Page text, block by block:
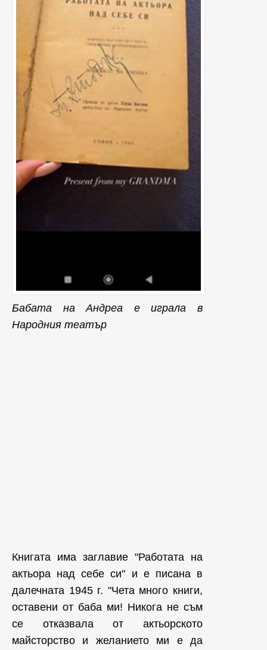
Бабата на Андреа е играла в
Народния театър
Книгата има заглавие "Работата на
актьора над себе си" и е писана в
далечната 1945 г. "Чета много книги,
оставени от баба ми! Никога не съм
се отказвала от актьорското
майсторство и желанието ми е да